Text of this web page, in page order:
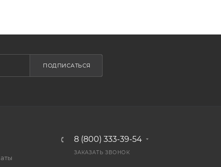
ПОДПИСАТЬСЯ
8 (800) 333-39-54
ЗАКАЗАТЬ ЗВОНОК